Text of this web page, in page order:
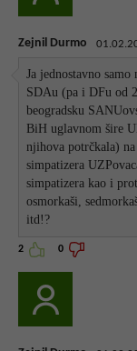
Zejnil Durmo
Ja jednostavno
SDAu (pa i DFu od
beogradsku
BiH uglavnom šire
njihova potrčkala)
simpatizera
simpatizera kao i
osmorkaši,
itd!?
2 0